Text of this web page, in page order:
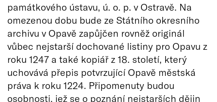
památkového ústavu, ú. o. p. v Ostravě. Na
omezenou dobu bude ze Státního okresního
archivu v Opavě zapůjčen rovněž originál
vůbec nejstarší dochované listiny pro Opavu z
roku 1247 a také kopiář z 18. století, který
uchovává přepis potvrzující Opavě městská
práva k roku 1224. Připomenuty budou
osobnosti, jež se o poznání nejstarších dějin